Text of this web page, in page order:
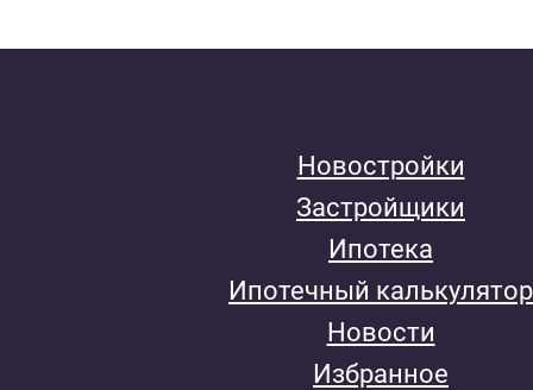
Новостройки
Застройщики
Ипотека
Ипотечный калькулятор
Новости
Избранное